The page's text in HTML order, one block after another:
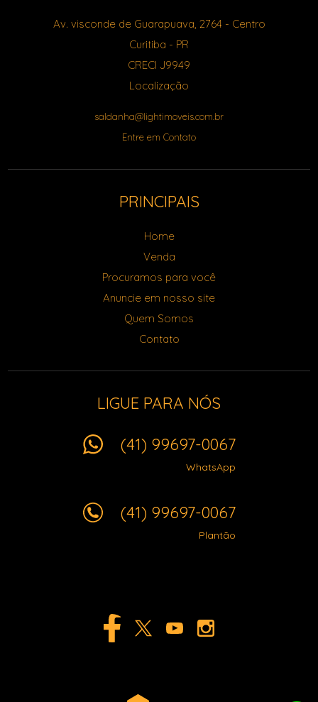
Av. visconde de Guarapuava, 2764- Centro
Curitiba - PR
CRECI J9949
Localização
saldanha@lightimoveis.com.br
Entre em Contato
PRINCIPAIS
Home
Venda
Procuramos para você
Anuncie em nosso site
Quem Somos
Contato
LIGUE PARA NÓS
(41) 99697-0067
WhatsApp
(41) 99697-0067
Plantão